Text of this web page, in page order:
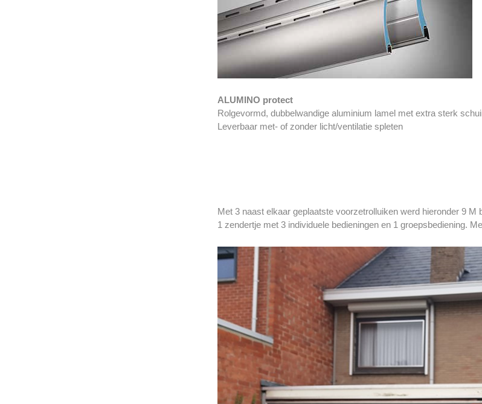
ALUMINO protect
Rolgevormd, dubbelwandige aluminium lamel met extra sterk
Leverbaar met- of zonder licht/ventilatie spleten
Met 3 naast elkaar geplaatste voorzetrolluiken werd hieronder 9 M
1 zendertje met 3 individuele bedieningen en 1 groepsbediening.